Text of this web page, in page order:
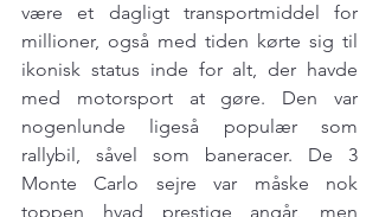
være et dagligt transportmiddel for
millioner, også med tiden kørte sig til
ikonisk status inde for alt, der havde
med motorsport at gøre. Den var
nogenlunde ligeså populær som
rallybil, såvel som baneracer. De 3
Monte Carlo sejre var måske nok
toppen hvad prestige angår, men